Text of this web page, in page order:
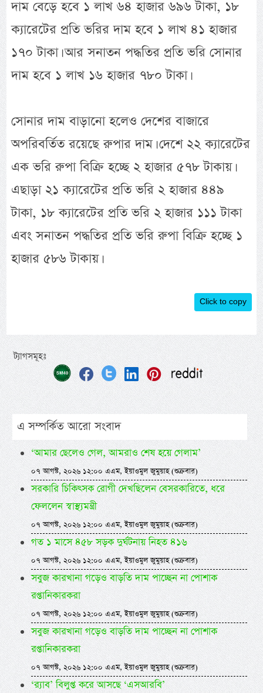
দাম বেড়ে হবে ১ লাখ ৬৪ হাজার ৬৯৬ টাকা, ১৮
ক্যারেটের প্রতি ভরির দাম হবে ১ লাখ ৪১ হাজার
১৭০ টাকা। আর সনাতন পদ্ধতির প্রতি ভরি সোনার
দাম হবে ১ লাখ ১৬ হাজার ৭৮০ টাকা।
সোনার দাম বাড়ানো হলেও দেশের বাজারে
অপরিবর্তিত রয়েছে রুপার দাম। দেশে ২২ ক্যারেটের
এক ভরি রুপা বিক্রি হচ্ছে ২ হাজার ৫৭৮ টাকায়।
এছাড়া ২১ ক্যারেটের প্রতি ভরি ২ হাজার ৪৪৯
টাকা, ১৮ ক্যারেটের প্রতি ভরি ২ হাজার ১১১ টাকা
এবং সনাতন পদ্ধতির প্রতি ভরি রুপা বিক্রি হচ্ছে ১
হাজার ৫৮৬ টাকায়।
Click to copy
ট্যাগসমূহঃ
এ সম্পর্কিত আরো সংবাদ
‘আমার ছেলেও গেল, আমরাও শেষ হয়ে গেলাম’
০৭ আগস্ট, ২০২৬ ১২:০০ এএম, ইয়াওমুল জুমুয়াহ (শুক্রবার)
সরকারি চিকিৎসক রোগী দেখছিলেন বেসরকারিতে, ধরে
ফেললেন স্বাস্থ্যমন্ত্রী
০৭ আগস্ট, ২০২৬ ১২:০০ এএম, ইয়াওমুল জুমুয়াহ (শুক্রবার)
গত ১ মাসে ৪৫৮ সড়ক দুর্ঘটনায় নিহত ৪১৬
০৭ আগস্ট, ২০২৬ ১২:০০ এএম, ইয়াওমুল জুমুয়াহ (শুক্রবার)
সবুজ কারখানা গড়েও বাড়তি দাম পাচ্ছেন না পোশাক
রপ্তানিকারকরা
০৭ আগস্ট, ২০২৬ ১২:০০ এএম, ইয়াওমুল জুমুয়াহ (শুক্রবার)
সবুজ কারখানা গড়েও বাড়তি দাম পাচ্ছেন না পোশাক
রপ্তানিকারকরা
০৭ আগস্ট, ২০২৬ ১২:০০ এএম, ইয়াওমুল জুমুয়াহ (শুক্রবার)
‘র‍্যাব’ বিলুপ্ত করে আসছে ‘এসআরবি’